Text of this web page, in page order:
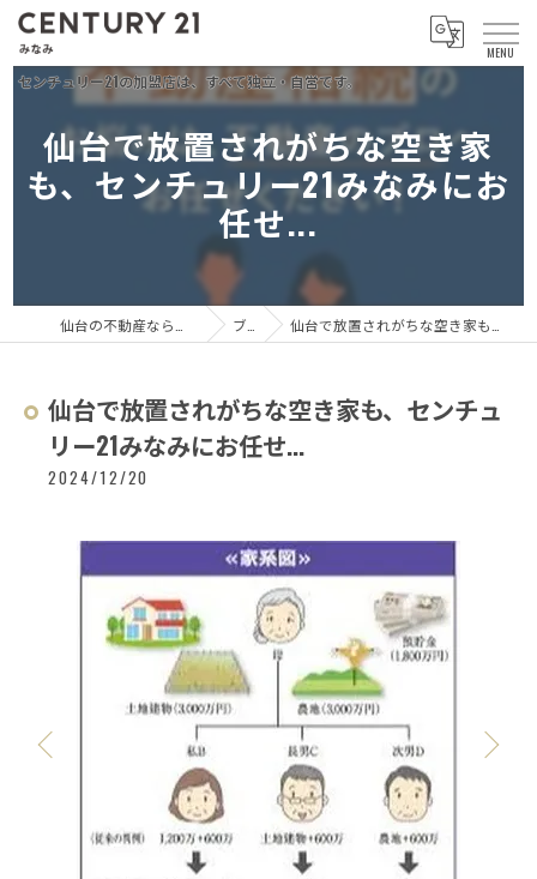
仙台で放置されがちな空き家
も、センチュリー21みなみにお
任せ...
ブログ 仙台で放置されがちな空き家も、センチュリー21みなみにお任せ...
仙台で放置されがちな空き家も、センチュ
リー21みなみにお任せ...
2024/12/20